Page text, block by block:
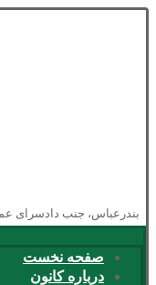
بندرعباس، جنب دادسرای
صفحه نخست
درباره کانون